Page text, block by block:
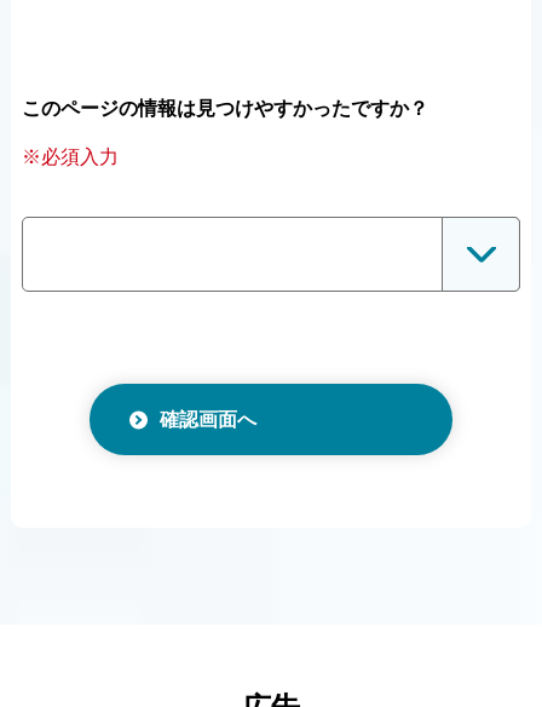
このページの情報は見つけやすかったですか？
※必須入力